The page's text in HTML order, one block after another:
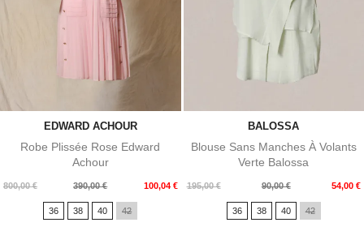
EDWARD ACHOUR
Robe Plissée Rose Edward
Achour
800,00 €
Prix
390,00 € 100,04 €
Prix
36 38 40 42
BALOSSA
Blouse Sans Manches À Volants
Verte Balossa
195,00 €
Prix
90,00 € 54,00 €
Prix
36 38 40 42